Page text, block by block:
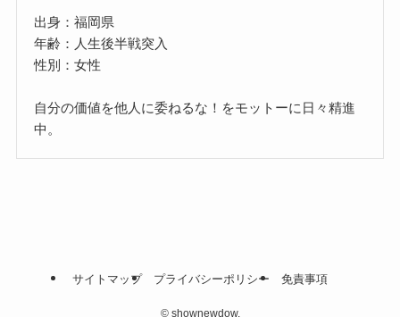
出身：福岡県
年齢：人生後半戦突入
性別：女性
自分の価値を他人に委ねるな！をモットーに日々精進
中。
サイトマップ プライバシーポリシー 免責事項
©shownewdow.